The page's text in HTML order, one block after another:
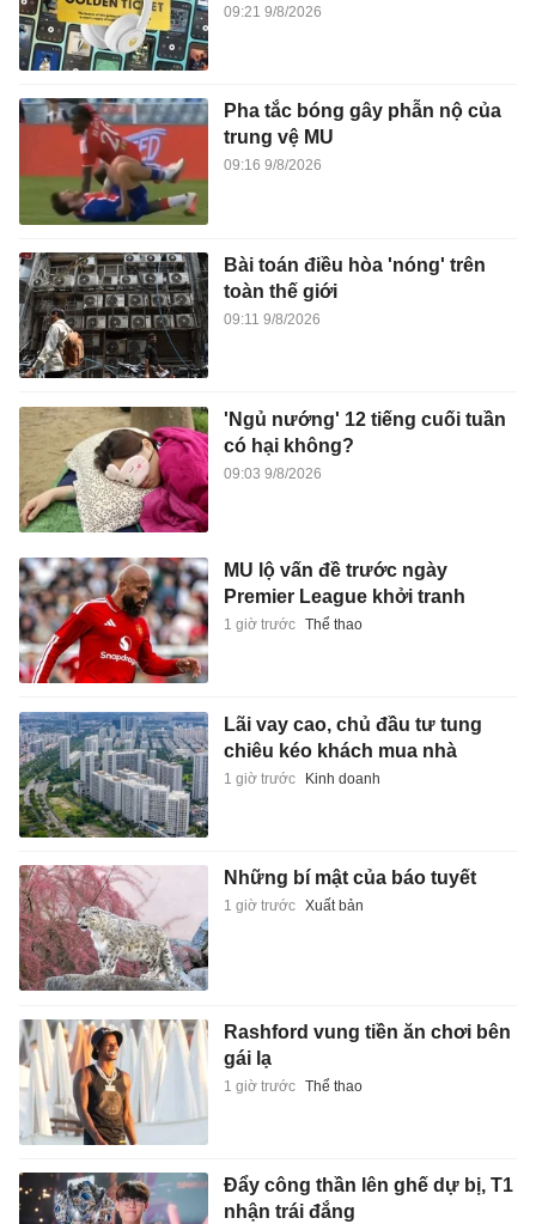
09:21 9/8/2026
Pha tắc bóng gây phẫn nộ của
trung vệ MU
09:16 9/8/2026
Bài toán điều hòa 'nóng' trên
toàn thế giới
09:11 9/8/2026
'Ngủ nướng' 12 tiếng cuối tuần
có hại không?
09:03 9/8/2026
MU lộ vấn đề trước ngày
Premier League khởi tranh
1 giờ trước Thể thao
Lãi vay cao, chủ đầu tư tung
chiêu kéo khách mua nhà
1 giờ trước Kinh doanh
Những bí mật của báo tuyết
1 giờ trước Xuất bản
Rashford vung tiền ăn chơi bên
gái lạ
1 giờ trước Thể thao
Đẩy công thần lên ghế dự bị, T1
nhận trái đắng